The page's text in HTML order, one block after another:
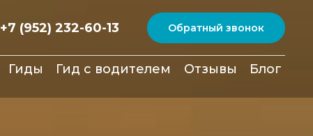
+7 (952) 232-60-13 Обратный звонок
Гиды Гид с водителем Отзывы Блог